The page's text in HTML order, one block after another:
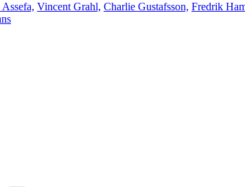
Vincent Grahl, Charlie Gustafsson, Fredrik